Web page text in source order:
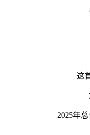
这
2025年